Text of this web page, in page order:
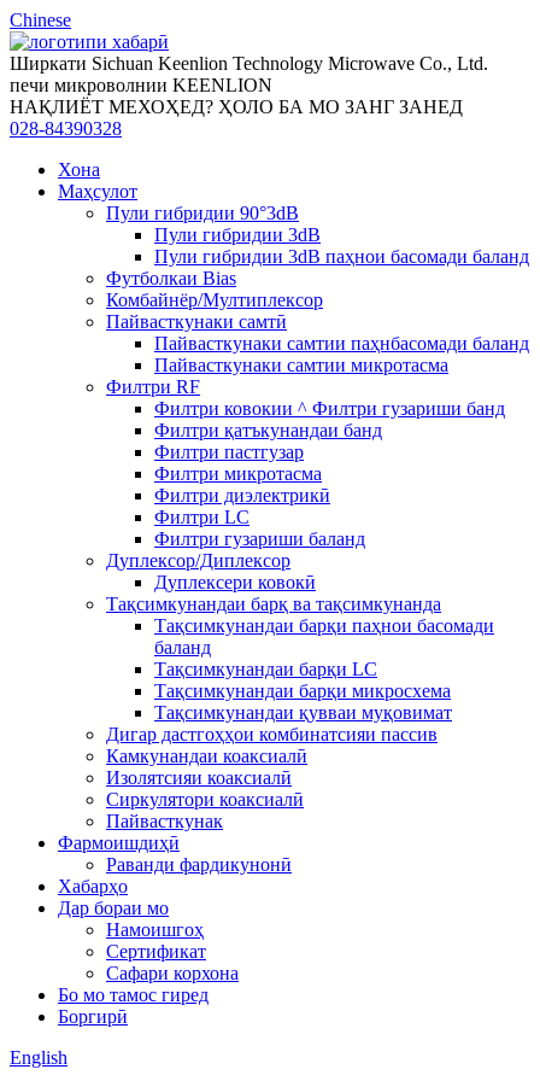
Chinese
Ширкати Sichuan Keenlion Technology Microwave Co., Ltd.
печи микроволнии KEENLION
НАҚЛИЁТ МЕХОҲЕД? ҲОЛО БА МО ЗАНГ ЗАНЕД
028-84390328
Хона
Маҳсулот
Пули гибридии 90°3dB
Пули гибридии 3dB
Пули гибридии 3dB паҳнои басомади баланд
Футболкаи Bias
Комбайнёр/Мултиплексор
Пайвасткунаки самтӣ
Пайвасткунаки самтии паҳнбасомади баланд
Пайвасткунаки самтии микротасма
Филтри RF
Филтри ковокии ^ Филтри гузариши банд
Филтри қатъкунандаи банд
Филтри пастгузар
Филтри микротасма
Филтри диэлектрикӣ
Филтри LC
Филтри гузариши баланд
Дуплексор/Диплексор
Дуплексери ковокӣ
Тақсимкунандаи барқ ​​ва тақсимкунанда
Тақсимкунандаи барқи паҳнои басомади
баланд
Тақсимкунандаи барқи LC
Тақсимкунандаи барқи микросхема
Тақсимкунандаи қувваи муқовимат
Дигар дастгоҳҳои комбинатсияи пассив
Камкунандаи коаксиалӣ
Изолятсияи коаксиалӣ
Сиркулятори коаксиалӣ
Пайвасткунак
Фармоишдиҳӣ
Раванди фардикунонӣ
Хабарҳо
Дар бораи мо
Намоишгоҳ
Сертификат
Сафари корхона
Бо мо тамос гиред
Боргирӣ
English